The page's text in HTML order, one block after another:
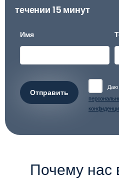
течении 15 минут
Имя
Отправить
Даю
Почему нас